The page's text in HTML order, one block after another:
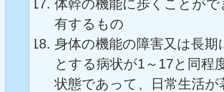
体幹の機能に歩くことが
有するもの
身体の機能の障害又は長
とする病状が1～17と同程
状態であって、日常生活